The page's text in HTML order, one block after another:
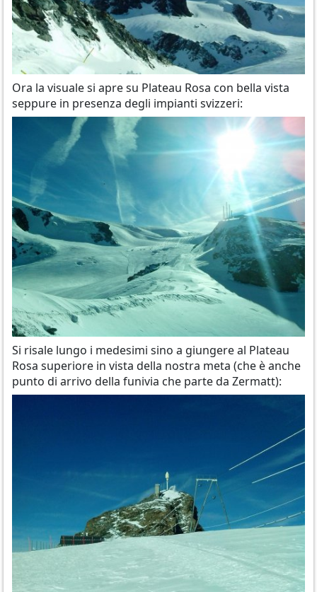
Ora la visuale si apre su Plateau Rosa con bella vista
seppure in presenza degli impianti svizzeri:
Si risale lungo i medesimi sino a giungere al Plateau
Rosa superiore in vista della nostra meta (che è anche
punto di arrivo della funivia che parte da Zermatt):